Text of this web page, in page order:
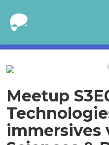
Meetup
immersives